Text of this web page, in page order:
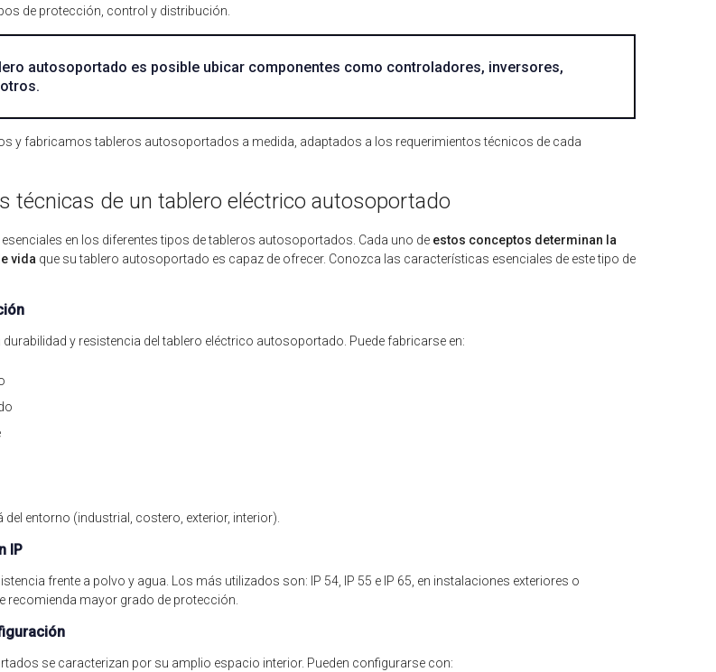
de protección, control y distribución.
autosoportado es posible ubicar componentes como controladores, inversores,
y fabricamos tableros autosoportados a medida, adaptados a los requerimientos técnicos de cada
técnicas de un tablero eléctrico autosoportado
en los diferentes tipos de tableros autosoportados. Cada uno de estos conceptos determinan la
vida que su tablero autosoportado es capaz de ofrecer. Conozca las características esenciales de este tipo de
durabilidad y resistencia del tablero eléctrico autosoportado. Puede fabricarse en:
del entorno (industrial, costero, exterior, interior).
IP
frente a polvo y agua. Los más utilizados son: IP 54, IP 55 e IP 65, en instalaciones exteriores o
recomienda mayor grado de protección.
se caracterizan por su amplio espacio interior. Pueden configurarse con: